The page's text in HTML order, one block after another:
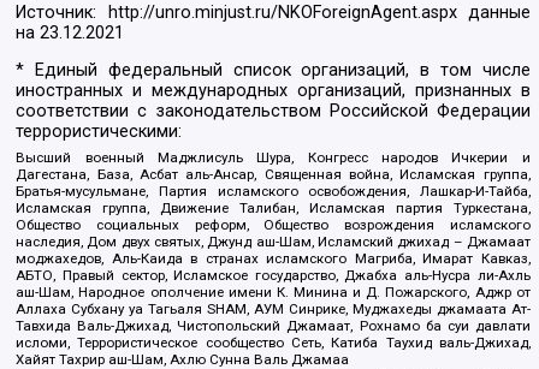
Источник: http://unro.minjust.ru/NKOForeignAgent.aspxданные
на23.12.2021
* Единый федеральный список организаций, в том числе
иностранных и международных организаций, признанных в
соответствии с законодательством Российской Федерации
террористическими:
Высший военный Маджлисуль Шура, Конгресс народов Ичкерии и
Дагестана, База, Асбат аль-Ансар, Священная война, Исламская группа,
Братья-мусульмане, Партия исламского освобождения, Лашкар-И-Тайба,
Исламская группа, Движение Талибан, Исламская партия Туркестана,
Общество социальных реформ, Общество возрождения исламского
наследия, Дом двух святых, Джунд аш-Шам, Исламский джихад – Джамаат
моджахедов, Аль-Каида в странах исламского Магриба, Имарат Кавказ,
АБТО, Правый сектор, Исламское государство, Джабха аль-Нусра ли-Ахль
аш-Шам, Народное ополчение имени К. Минина и Д. Пожарского, Аджр от
Аллаха Субхану уа Тагьаля SHAM, АУМ Синрике, Муджахеды джамаата Ат-
Тавхида Валь-Джихад, Чистопольский Джамаат, Рохнамо ба суи давлати
исломи, Террористическое сообщество Сеть, Катиба Таухид валь-Джихад,
Хайят Тахрир аш-Шам, Ахлю Сунна Валь Джамаа